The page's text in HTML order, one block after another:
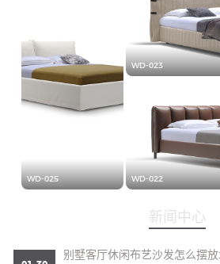
WD-025
WD-023
WD-022
新闻中心
别墅客厅休闲布艺沙发怎么摆